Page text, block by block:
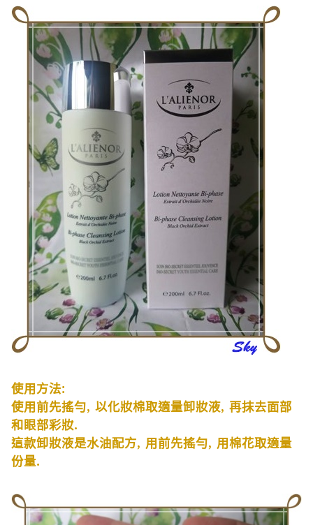
使用方法:
使用前先搖勻, 以化妝棉取適量卸妝液, 再抹去面部
和眼部彩妝.
這款卸妝液是水油配方, 用前先搖勻, 用棉花取適量
份量.